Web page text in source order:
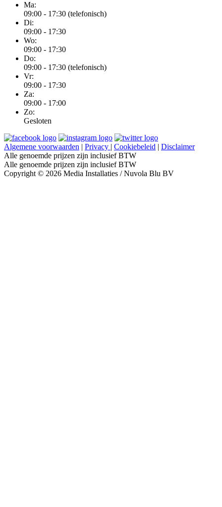
Ma:
09:00 - 17:30 (telefonisch)
Di:
09:00 - 17:30
Wo:
09:00 - 17:30
Do:
09:00 - 17:30 (telefonisch)
Vr:
09:00 - 17:30
Za:
09:00 - 17:00
Zo:
Gesloten
Algemene voorwaarden | Privacy | Cookiebeleid | Disclaimer
Alle genoemde prijzen zijn inclusief BTW
Alle genoemde prijzen zijn inclusief BTW
Copyright © 2026 Media Installaties / Nuvola Blu BV